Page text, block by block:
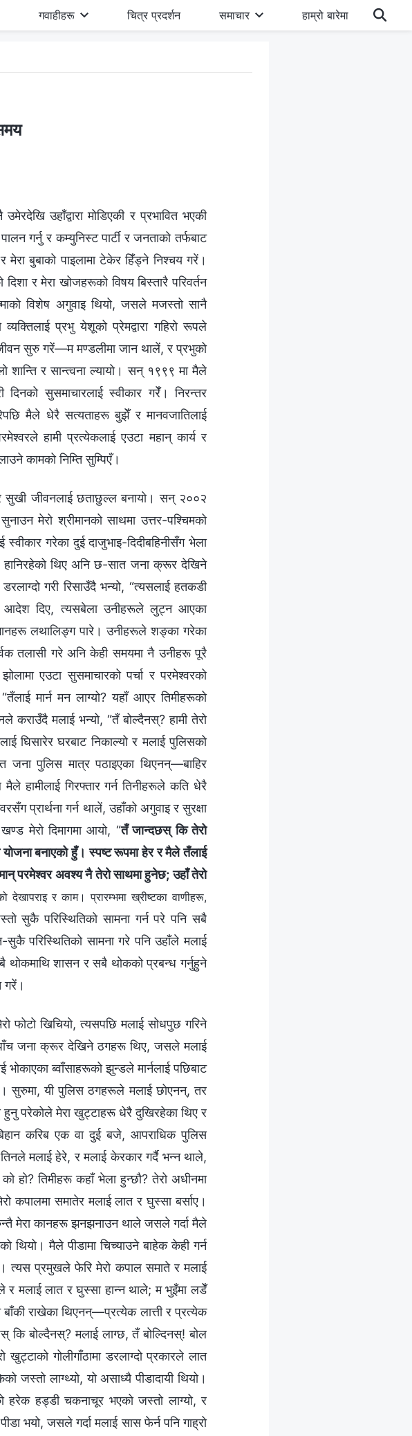
गवाहीहरू चित्र प्रदर्शन समाचार हाम्रो बारेमा
उहाँद्वारा मोडिएकी र प्रभावित भएकी
गर्नु र कम्युनिस्ट पार्टी र जनताको तर्फबाट
मेरा बुबाको पाइलामा टेकेर हिँड्ने निश्चय गरें।
र मेरा खोजहरूको विषय बिस्तारै परिवर्तन
विशेष अगुवाइ थियो, जसले मजस्तो सानै
व्यक्तिलाई प्रभु येशूको प्रेमद्वारा गहिरो रूपले
सुरु गरें—म मण्डलीमा जान थालें, र प्रभुको
शान्ति र सान्त्वना ल्यायो। सन् १९९९ मा मैले
सुसमाचारलाई स्वीकार गरेँ। निरन्तर
मैले धेरै सत्यताहरू बुझेँ र मानवजातिलाई
हामी प्रत्येकलाई एउटा महान् कार्य र
कामको निम्ति सुम्पिएँ।
र सुखी जीवनलाई छताछुल्ल बनायो। सन् २००२
मेरो श्रीमानको साथमा उत्तर-पश्चिमको
गरेका दुई दाजुभाइ-दिदीबहिनीसँग भेला
थिए अनि छ-सात जना क्रूर देखिने
गरी रिसाउँदै भन्यो, “त्यसलाई हतकडी
आदेश दिए, त्यसबेला उनीहरूले लुट्न आएका
लथालिङ्ग पारे। उनीहरूले शङ्का गरेका
तलासी गरे अनि केही समयमा नै उनीहरू पूरै
एउटा सुसमाचारको पर्चा र परमेश्‍वरको
मार्न मन लाग्यो? यहाँ आएर तिमीहरूको
मलाई भन्यो, “तँ बोल्दैनस्? हामी तेरो
घिसारेर घरबाट निकाल्यो र मलाई पुलिसको
जना पुलिस मात्र पठाइएका थिएनन्—बाहिर
हामीलाई गिरफ्तार गर्न तिनीहरूले कति धेरै
प्रार्थना गर्न थालें, उहाँको अगुवाइ र सुरक्षा
मेरो दिमागमा आयो, “तँ जान्दछस् कि तेरो
बनाएको हुँ। स्पष्ट रूपमा हेर र मैले तँलाई
परमेश्‍वर अवश्य नै तेरो साथमा हुनेछ; उहाँ तेरो
र काम। प्रारम्‍भमा ख्रीष्‍टका वाणीहरू,
सुकै परिस्थितिको सामना गर्न परे पनि सबै
परिस्थितिको सामना गरे पनि उहाँले मलाई
थोकमाथि शासन र सबै थोकको प्रबन्ध गर्नुहुने
गरें।
फोटो खिचियो, त्यसपछि मलाई सोधपुछ गरिने
पाँच जना क्रूर देखिने ठगहरू थिए, जसले मलाई
ब्वाँसाहरूको झुन्डले मार्नलाई पछिबाट
सुरुमा, यी पुलिस ठगहरूले मलाई छोएनन्, तर
परेकोले मेरा खुट्टाहरू धेरै दुखिरहेका थिए र
करिब एक वा दुई बजे, आपराधिक पुलिस
मलाई हेरे, र मलाई केरकार गर्दै भन्न थाले,
हो? तिमीहरू कहाँ भेला हुन्छौ? तेरो अधीनमा
कपालमा समातेर मलाई लात र घुस्सा बर्साए।
मेरा कानहरू झनझनाउन थाले जसले गर्दा मैले
थियो। मैले पीडामा चिच्याउने बाहेक केही गर्न
त्यस प्रमुखले फेरि मेरो कपाल समाते र मलाई
र मलाई लात र घुस्सा हान्न थाले; म भुइँमा लडेँ
राखेका थिएनन्—प्रत्येक लात्ती र प्रत्येक
कि बोल्दैनस्? मलाई लाग्छ, तँ बोल्दिनस्! बोल
गोलीगाँठामा डरलाग्दो प्रकारले लात
जस्तो लाग्थ्यो, यो असाध्यै पीडादायी थियो।
हरेक हड्डी चकनाचूर भएको जस्तो लाग्यो, र
भयो, जसले गर्दा मलाई सास फेर्न पनि गाह्रो